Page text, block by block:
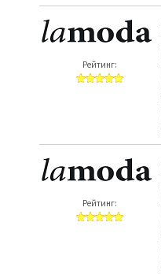
Рейтинг:
Рейтинг: